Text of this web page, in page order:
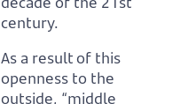
century.
As a result of this
openness to the
outside, “middle